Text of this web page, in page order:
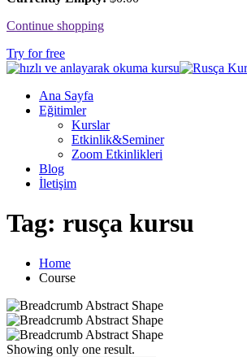
Continue shopping
Try for free
Ana Sayfa
Eğitimler
Kurslar
Etkinlik&Seminer
Zoom Etkinlikleri
Blog
İletişim
Tag: rusça kursu
Home
Course
Showing only one result.